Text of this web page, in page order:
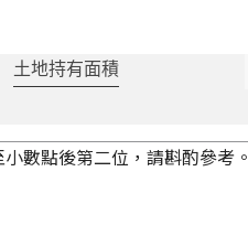
土地持有面積
數點後第二位，請斟酌參考。